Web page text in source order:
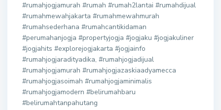
#rumahjogjamurah #rumah #rumah2lantai #rumahdijual
#rumahmewahjakarta #rumahmewahmurah
#rumahsederhana #rumahcantikidaman
#perumahanjogja #propertyjogja #jogjaku #jogjakuliner
#jogjahits #explorejogjakarta #jogjainfo
#rumahjogjaradityadika, #rumahjogjadijual
#rumahjogjamurah #rumahjogjazaskiaadyamecca
#rumahjogjasoimah #rumahjogjaminimalis
#rumahjogjamodern #belirumahbaru
#belirumahtanpahutang